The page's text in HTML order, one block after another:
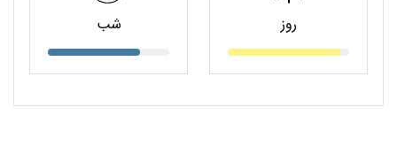
روز شب